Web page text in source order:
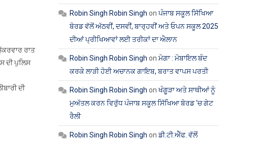
ਰਾਤ
ਦੀ ਪੁਲਿਸ
ਦੀ
Robin Singh Robin Singh onਪੰਜਾਬ ਸਕੂਲ ਸਿੱਖਿਆ
ਬੋਰਡ ਵੱਲੋਂ ਅੱਠਵੀਂ, ਦਸਵੀਂ, ਬਾਰ੍ਹਵੀਂ ਅਤੇ ਓਪਨ ਸਕੂਲ 2025
ਦੀਆਂ ਪ੍ਰੀਖਿਆਵਾਂ ਲਈ ਤਰੀਕਾਂ ਦਾ ਐਲਾਨ
Robin Singh Robin Singh onਮੋਗਾ : ਮੋਬਾਇਲ ਬੰਦ
ਕਰਕੇ ਲਾੜੀ ਹੋਈ ਅਚਾਨਕ ਗਾਇਬ, ਬਰਾਤ ਵਾਪਸ ਪਰਤੀ
Robin Singh Robin Singh onਖੰਗੂੜਾ ਅਤੇ ਸਾਥੀਆਂ ਨੂੰ
ਮੁਅੱਤਲ ਕਰਨ ਵਿਰੁੱਧ ਪੰਜਾਬ ਸਕੂਲ ਸਿੱਖਿਆ ਬੋਰਡ ‘ਚ ਗੇਟ
ਰੈਲੀ
Robin Singh Robin Singh onਡੀ.ਟੀ.ਐੱਫ. ਵੱਲੋਂ